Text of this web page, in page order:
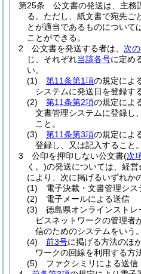
第25条
公文書の発送は、主務
る。 ただし、紙文書で宛先ご
とが適当であるものについて
ことができる。
2
公文書を発送する者は、 次
じ、それぞれ当該各号に定め
い。
(1)
第11条第1項の規定によ
システムに発送日を登録す
(2)
第11条第2項の規定によ
文書管理システムに登録し
こと。
(3)
第11条第3項の規定によ
登録し、又は記入すること。
3
公印を押印しない公文書(次
く。)の発送については、経
により、次に掲げるいずれか
(1)
電子決裁・文書管理シ
(2)
電子メールによる送信
(3)
徳島県オンラインストレ
ビスネットワークの管理者
信のためのシステムをいう
(4)
前3号に掲げる方法のほ
ワークの回線を利用する方
(5)
ファクシミリによる送信